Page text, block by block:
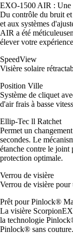
EXO-1500 AIR : Une
Du contrôle du bruit
et aux systèmes
AIR a été
élever votre
SpeedView
Visière solaire
Position Ville
Système de cliquet
d'air frais à basse
Ellip-Tec ll Ratchet
Permet un
secondes. Le
étanche contre le joint
protection optimale.
Verrou de visière
Verrou de visière pour
Prêt pour Pinlock®
La visière
la technologie
Pinlock® sans couture.